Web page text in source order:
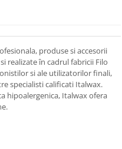
produse si accesorii
realizate în cadrul fabricii Filo
si ale utilizatorilor finali,
specialisti calificati Italwax.
hipoalergenica, Italwax ofera